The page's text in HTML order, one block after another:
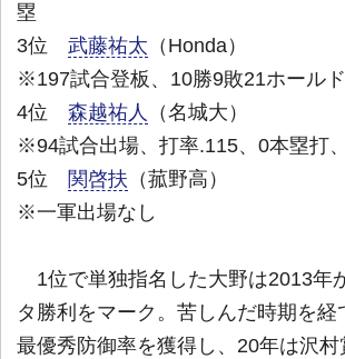
塁
3位 武藤祐太 （Honda）
※197試合登板、10勝9敗21ホール
4位 森越祐人
（名城大）
※94試合出場、打率.115、0本塁打
5位 関啓扶 （菰野高）
※一軍出場なし
1位で単独指名した大野は2013年
タ勝利をマーク。苦しんだ時期を経
最優秀防御率を獲得し、20年は沢